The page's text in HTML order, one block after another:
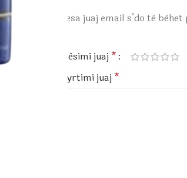
Adresa juaj email s’do të
Vlerësimi juaj *
Shqyrtimi juaj *